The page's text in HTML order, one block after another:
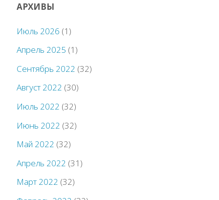
АРХИВЫ
Июль 2026 (1)
Апрель 2025 (1)
Сентябрь 2022 (32)
Август 2022 (30)
Июль 2022 (32)
Июнь 2022 (32)
Май 2022 (32)
Апрель 2022 (31)
Март 2022 (32)